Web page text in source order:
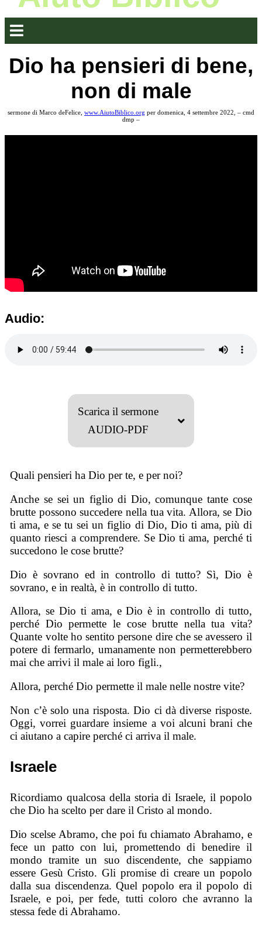
Dio ha pensieri di bene,
non di male
sermone di Marco deFelice, www.AiutoBiblico.org per domenica, 4 settembre 2022, – cmd
dmp –
Audio:
Scarica il sermone
AUDIO-PDF
Quali pensieri ha Dio per te, e per noi?
Anche se sei un figlio di Dio, comunque tante cose
brutte possono succedere nella tua vita. Allora, se Dio
ti ama, e se tu sei un figlio di Dio, Dio ti ama, più di
quanto riesci a comprendere. Se Dio ti ama, perché ti
succedono le cose brutte?
Dio è sovrano ed in controllo di tutto? Sì, Dio è
sovrano, e in realtà, è in controllo di tutto.
Allora, se Dio ti ama, e Dio è in controllo di tutto,
perché Dio permette le cose brutte nella tua vita?
Quante volte ho sentito persone dire che se avessero il
potere di fermarlo, umanamente non permetterebbero
mai che arrivi il male ai loro figli.,
Allora, perché Dio permette il male nelle nostre vite?
Non c’è solo una risposta. Dio ci dà diverse risposte.
Oggi, vorrei guardare insieme a voi alcuni brani che
ci aiutano a capire perché ci arriva il male.
Israele
Ricordiamo qualcosa della storia di Israele, il popolo
che Dio ha scelto per dare il Cristo al mondo.
Dio scelse Abramo, che poi fu chiamato Abrahamo, e
fece un patto con lui, promettendo di benedire il
mondo tramite un suo discendente, che sappiamo
essere Gesù Cristo. Gli promise di creare un popolo
dalla sua discendenza. Quel popolo era il popolo di
Israele, e poi, per fede, tutti coloro che avranno la
stessa fede di Abrahamo.